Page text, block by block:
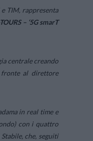
TIM, rappresenta
– ‘5G smarT
centrale creando
fronte al direttore
in real time e
con i quattro
che, seguiti